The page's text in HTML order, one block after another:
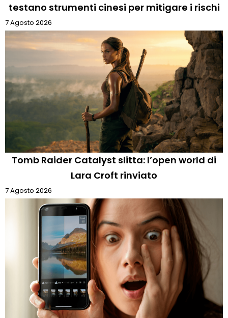
testano strumenti cinesi per mitigare i rischi
7 Agosto 2026
Tomb Raider Catalyst slitta: l’open world di
Lara Croft rinviato
7 Agosto 2026